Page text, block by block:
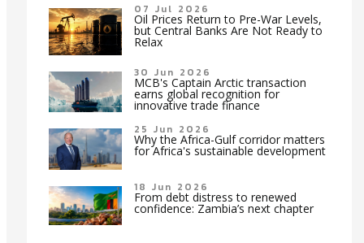
07 Jul 2026
Oil Prices Return to Pre-War Levels,
but Central Banks Are Not Ready to
Relax
30 Jun 2026
MCB's Captain Arctic transaction
earns global recognition for
innovative trade finance
25 Jun 2026
Why the Africa-Gulf corridor matters
for Africa's sustainable development
18 Jun 2026
From debt distress to renewed
confidence: Zambia’s next chapter